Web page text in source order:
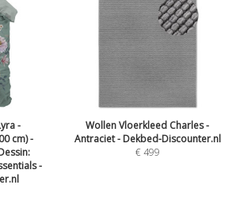
-
cm) -
-
Wollen Vloerkleed Charles -
Antraciet - Dekbed-Discounter.nl
€499